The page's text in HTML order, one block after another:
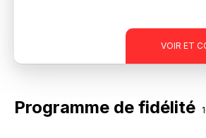
VOIR ET
Programme de fidélité